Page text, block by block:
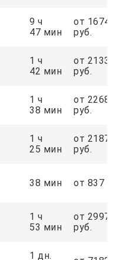
9 ч
47 мин
от
руб.
1 ч
42 мин
от 2133
руб.
1 ч
38 мин
от 2268
руб.
1 ч
25 мин
от 2187
руб.
38 мин от 837
1 ч
53 мин
от 2997
руб.
1 дн.